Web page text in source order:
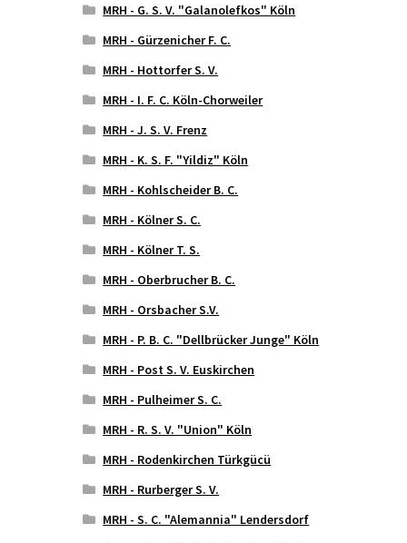
MRH - G. S. V. "Galanolefkos" Köln
MRH - Gürzenicher F. C.
MRH - Hottorfer S. V.
MRH - I. F. C. Köln-Chorweiler
MRH - J. S. V. Frenz
MRH - K. S. F. "Yildiz" Köln
MRH - Kohlscheider B. C.
MRH - Kölner S. C.
MRH - Kölner T. S.
MRH - Oberbrucher B. C.
MRH - Orsbacher S.V.
MRH - P. B. C. "Dellbrücker Junge" Köln
MRH - Post S. V. Euskirchen
MRH - Pulheimer S. C.
MRH - R. S. V. "Union" Köln
MRH - Rodenkirchen Türkgücü
MRH - Rurberger S. V.
MRH - S. C. "Alemannia" Lendersdorf